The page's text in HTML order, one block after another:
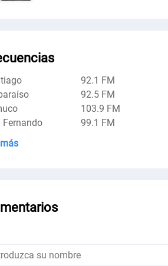
92.1 FM
92.5 FM
103.9 FM
Fernando
99.1 FM